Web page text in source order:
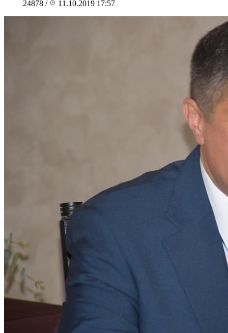
24878 / 11.10.2019 17:57